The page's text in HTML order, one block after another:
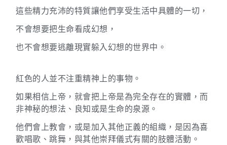
這些精力充沛的特質讓他們享受生活中具體的一切，
不會想要把生命看成幻想，
也不會想要逃離現實躲入幻想的世界中。
紅色的人並不注重精神上的事物。
如果相信上帝，就會把上帝是為完全存在的實體，而
非神秘的想法、良知或是生命的泉源。
他們會上教會，或是加入其他正義的組織，是因為喜
歡唱歌、跳舞，與其他崇拜儀式有關的肢體活動。